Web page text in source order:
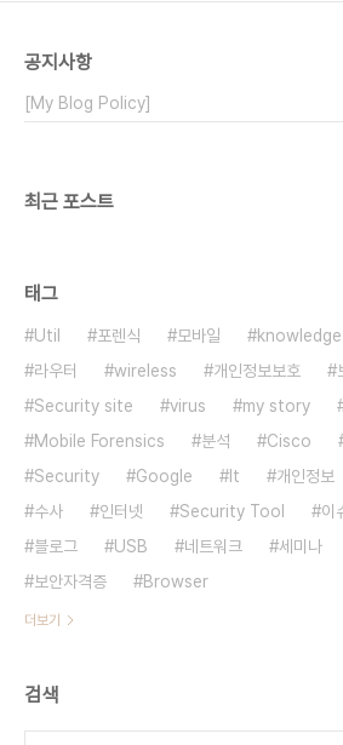
공지사항
[My Blog Policy]
최근 포스트
태그
Util 포렌식 모바일 knowledge
라우터
wireless 개인정보보호
Security site
virus my story
Mobile Forensics
분석 Cisco
Security
Google It 개인정보
수사
인터넷 Security Tool 이
블로그
USB 네트워크 세미나
보안자격증
Browser
더보기
검색